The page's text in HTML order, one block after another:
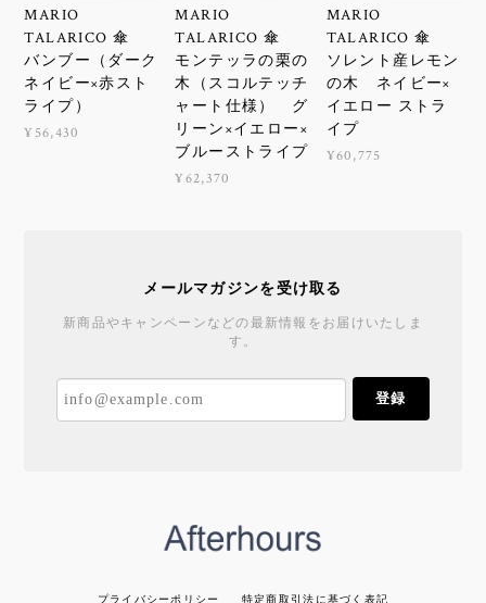
MARIO
TALARICO 傘
バンブー（ダーク
ネイビー×赤スト
ライプ）
¥56,430
MARIO
TALARICO 傘
モンテッラの栗の
木（スコルテッチ
ャート仕様） グ
リーン×イエロー×
ブルーストライプ
¥62,370
MARIO
TALARICO 傘
ソレント産レモン
の木 ネイビー×
イエロー ストラ
イプ
¥60,775
メールマガジンを受け取る
新商品やキャンペーンなどの最新情報をお届けいたしま
す。
登録
プライバシーポリシー 特定商取引法に基づく表記